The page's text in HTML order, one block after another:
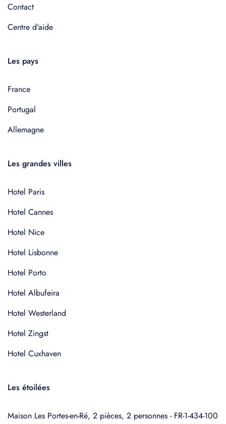
Contact
Centre d'aide
Les pays
France
Portugal
Allemagne
Les grandes villes
Hotel Paris
Hotel Cannes
Hotel Nice
Hotel Lisbonne
Hotel Porto
Hotel Albufeira
Hotel Westerland
Hotel Zingst
Hotel Cuxhaven
Les étoilées
Maison Les Portes-en-Ré, 2 pièces, 2 personnes - FR-1-434-100